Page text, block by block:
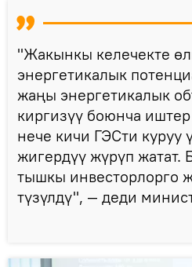
"Жакынкы келечекте
энергетикалык
жаңы энергетикалык
киргизүү боюнча
нече кичи ГЭСти куруу
жигердүү жүрүп жатат.
тышкы инвесторлорго
түзүлдү", ― деди